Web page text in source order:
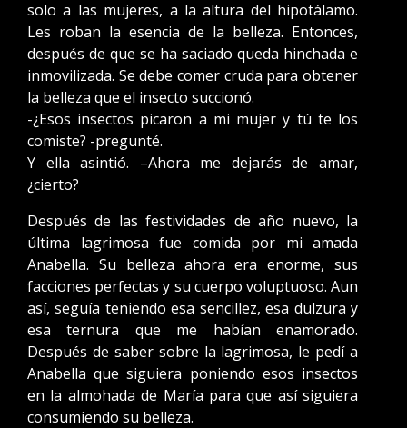
solo a las mujeres, a la altura del hipotálamo.
Les roban la esencia de la belleza. Entonces,
después de que se ha saciado queda hinchada e
inmovilizada. Se debe comer cruda para obtener
la belleza que el insecto succionó.
-¿Esos insectos picaron a mi mujer y tú te los
comiste? -pregunté.
Y ella asintió. –Ahora me dejarás de amar,
¿cierto?
Después de las festividades de año nuevo, la
última lagrimosa fue comida por mi amada
Anabella. Su belleza ahora era enorme, sus
facciones perfectas y su cuerpo voluptuoso. Aun
así, seguía teniendo esa sencillez, esa dulzura y
esa ternura que me habían enamorado.
Después de saber sobre la lagrimosa, le pedí a
Anabella que siguiera poniendo esos insectos
en la almohada de María para que así siguiera
consumiendo su belleza.